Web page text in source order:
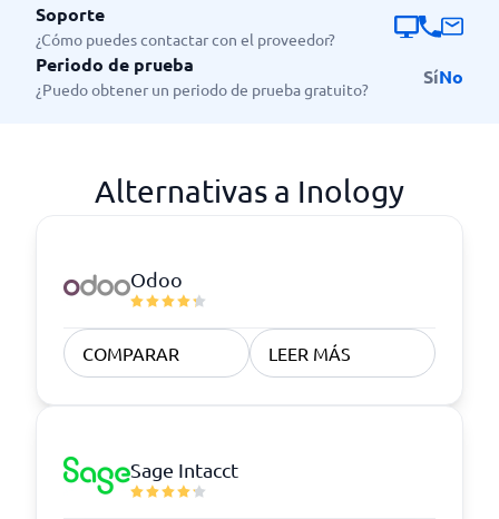
Soporte
¿Cómo puedes contactar con el proveedor?
Periodo de prueba
¿Puedo obtener un periodo de prueba gratuito?
SíNo
Alternativas a Inology
Odoo
COMPARAR LEER MÁS
Sage Intacct